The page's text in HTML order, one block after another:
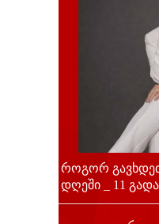
როგორ
დღეში _ 11